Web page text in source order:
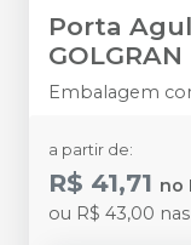
Porta
GOLGRAN
Embalagem
a partir de:
R$ 41,71 no
ou R$ 43,00